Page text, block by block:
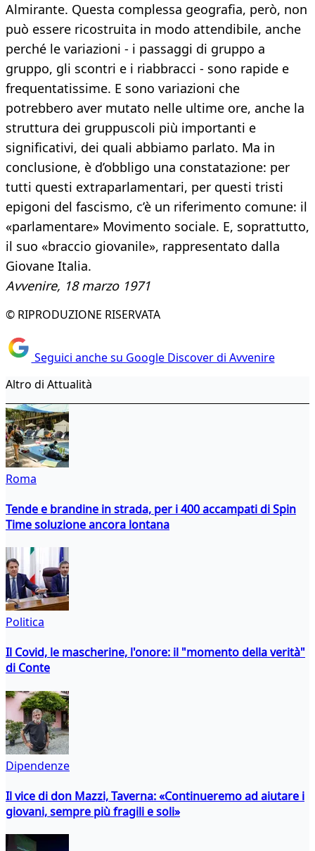
Almirante. Questa complessa geografia, però, non
può essere ricostruita in modo attendibile, anche
perché le variazioni - i passaggi di gruppo a
gruppo, gli scontri e i riabbracci - sono rapide e
frequentatissime. E sono variazioni che
potrebbero aver mutato nelle ultime ore, anche la
struttura dei gruppuscoli più importanti e
significativi, dei quali abbiamo parlato. Ma in
conclusione, è d’obbligo una constatazione: per
tutti questi extraparlamentari, per questi tristi
epigoni del fascismo, c’è un riferimento comune: il
«parlamentare» Movimento sociale. E, soprattutto,
il suo «braccio giovanile», rappresentato dalla
Giovane Italia.
Avvenire, 18 marzo 1971
© RIPRODUZIONE RISERVATA
Seguici anche su Google Discover di Avvenire
Altro di Attualità
Roma
Tende e brandine in strada, per i 400 accampati di Spin
Time soluzione ancora lontana
Politica
Il Covid, le mascherine, l'onore: il "momento della verità"
di Conte
Dipendenze
Il vice di don Mazzi, Taverna: «Continueremo ad aiutare i
giovani, sempre più fragili e soli»